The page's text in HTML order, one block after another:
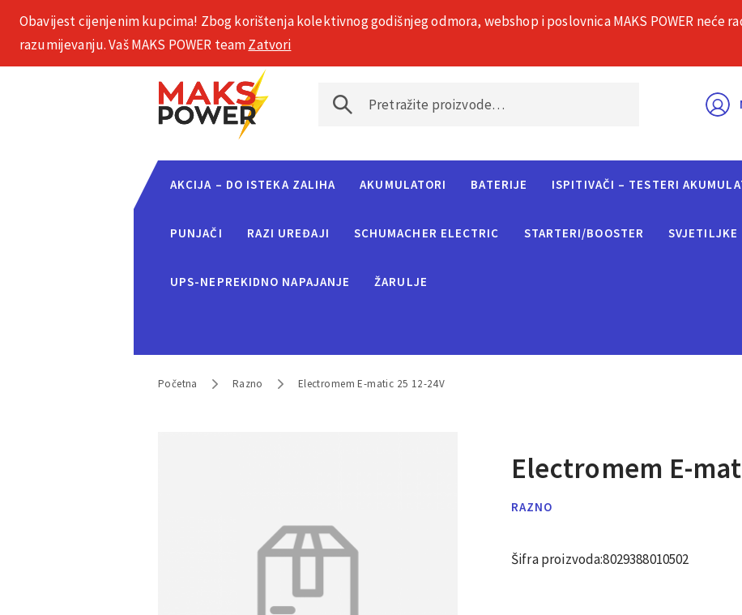
+385 1 2002 575 O nama
AKCIJA – DO ISTEKA ZALIHA AKUMULATORI BATERIJE ISPITIVAČI – TESTERI
PUNJAČI RAZI UREĐAJI SCHUMACHER ELECTRIC STARTERI/BOOSTER SVJETILJKE
UPS-NEPREKIDNO NAPAJANJE ŽARULJE
Početna Razno Electromem E-matic 25 12-24V
Electromem E-
RAZNO
Šifra proizvoda:8029388010502
Obavijest cijenjenim kupcima! Zbog korištenja kolektivnog godišnjeg odmora, webshop i poslovnica MAKS POWER neće
razumijevanju. Vaš MAKS POWER teamZatvori